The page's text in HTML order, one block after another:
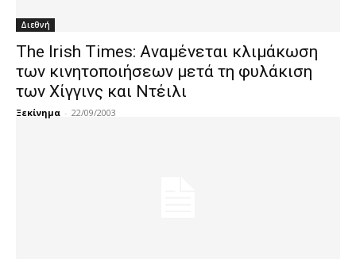
Διεθνή
The Irish Times: Aναμένεται κλιμάκωση
των κινητοποιήσεων μετά τη φυλάκιση
των Χίγγινς και Ντέιλι
Ξεκίνημα - 22/09/2003